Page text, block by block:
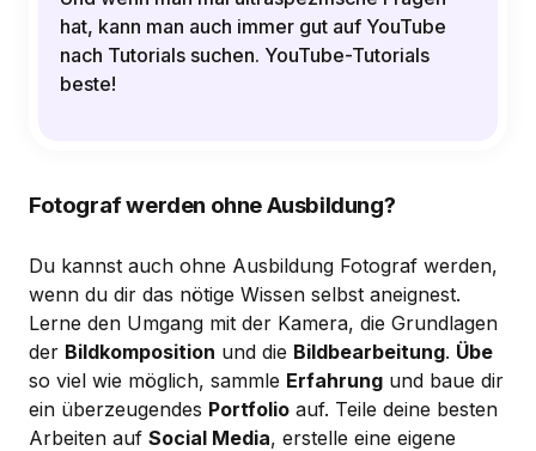
hat, kann man auch immer gut auf YouTube
nach Tutorials suchen. YouTube-Tutorials
beste!
Fotograf werden ohne Ausbildung?
Du kannst auch ohne Ausbildung Fotograf werden,
wenn du dir das nötige Wissen selbst aneignest.
Lerne den Umgang mit der Kamera, die Grundlagen
der Bildkomposition und die Bildbearbeitung. Übe
so viel wie möglich, sammle Erfahrung und baue dir
ein überzeugendes Portfolio auf. Teile deine besten
Arbeiten auf Social Media, erstelle eine eigene